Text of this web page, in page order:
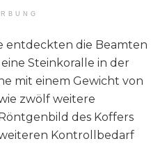
entdeckten die Beamten
Steinkoralle in der
mit einem Gewicht von
zwölf weitere
des Koffers
Kontrollbedarf